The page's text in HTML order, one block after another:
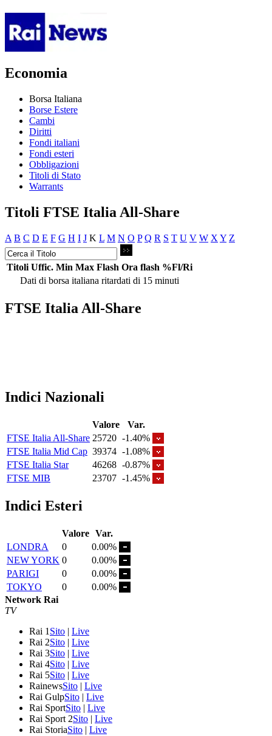
Economia
Borsa Italiana
Borse Estere
Cambi
Diritti
Fondi italiani
Fondi esteri
Obbligazioni
Titoli di Stato
Warrants
Titoli FTSE Italia All-Share
A B C D E F G H I J K L M N O P Q R S T U V W X Y Z
Titoli Uffic. Min Max Flash Ora flash %Fl/Ri
Dati di borsa italiana ritardati di 15 minuti
FTSE Italia All-Share
Indici Nazionali
Valore
Var.
FTSE Italia All-Share 25720 -1.40%
FTSE Italia Mid Cap 39374 -1.08%
FTSE Italia Star
46268 -0.87%
FTSE MIB
23707 -1.45%
Indici Esteri
Valore Var.
LONDRA
0
0.00%
NEW YORK 0
0.00%
PARIGI
0
0.00%
TOKYO
0
0.00%
Network Rai
TV
Rai 1 Sito | Live
Rai 2Sito | Live
Rai 3Sito | Live
Rai 4Sito | Live
Rai 5Sito | Live
RainewsSito | Live
Rai GulpSito | Live
Rai SportSito | Live
Rai Sport 2Sito | Live
Rai StoriaSito | Live